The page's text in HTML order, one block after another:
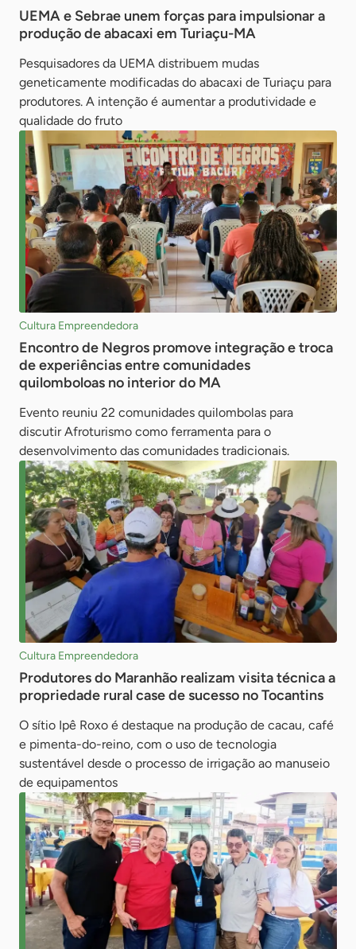
UEMA e Sebrae unem forças para impulsionar a
produção de abacaxi em Turiaçu-MA
Pesquisadores da UEMA distribuem mudas
geneticamente modificadas do abacaxi de Turiaçu para
produtores. A intenção é aumentar a produtividade e
qualidade do fruto
Cultura Empreendedora
Encontro de Negros promove integração e troca
de experiências entre comunidades
quilomboloas no interior do MA
Evento reuniu 22 comunidades quilombolas para
discutir Afroturismo como ferramenta para o
desenvolvimento das comunidades tradicionais.
Cultura Empreendedora
Produtores do Maranhão realizam visita técnica a
propriedade rural case de sucesso no Tocantins
O sítio Ipê Roxo é destaque na produção de cacau, café
e pimenta-do-reino, com o uso de tecnologia
sustentável desde o processo de irrigação ao manuseio
de equipamentos